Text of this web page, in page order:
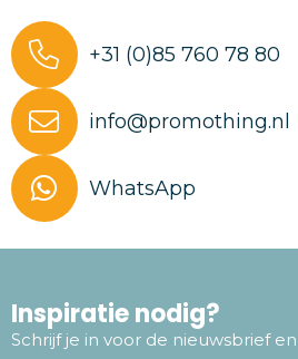
+31 (0)85 760 78 80
info@promothing.nl
WhatsApp
Inspiratie nodig?
Schrijf je in voor de nieuwsbrief